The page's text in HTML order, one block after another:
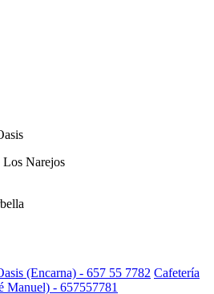
Los Narejos
(Encarna) - 657 55 7782 Cafetería
Manuel) - 657557781